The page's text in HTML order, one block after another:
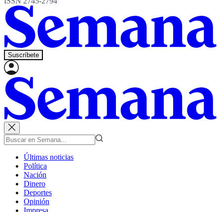
Suscríbete
Últimas noticias
Política
Nación
Dinero
Deportes
Opinión
Impresa